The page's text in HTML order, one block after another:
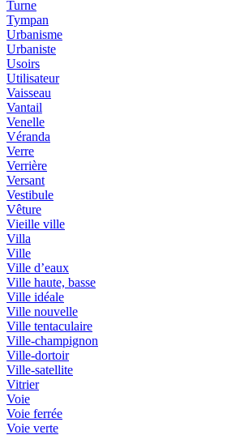
Turne
Tympan
Urbanisme
Urbaniste
Usoirs
Utilisateur
Vaisseau
Vantail
Venelle
Véranda
Verre
Verrière
Versant
Vestibule
Vêture
Vieille ville
Villa
Ville
Ville d’eaux
Ville haute, basse
Ville idéale
Ville nouvelle
Ville tentaculaire
Ville-champignon
Ville-dortoir
Ville-satellite
Vitrier
Voie
Voie ferrée
Voie verte